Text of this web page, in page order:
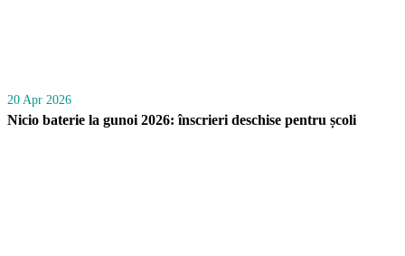
20 Apr 2026
Nicio baterie la gunoi 2026: înscrieri deschise pentru școli